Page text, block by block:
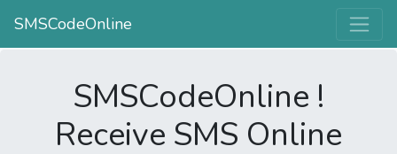
SMSCodeOnline
SMSCodeOnline !
Receive SMS Online